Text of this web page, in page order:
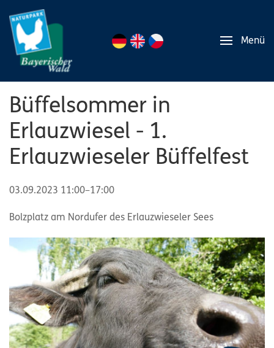
Menü
Büffelsommer in
Erlauzwiesel - 1.
Erlauzwieseler Büffelfest
03.09.2023 11:00–17:00
Bolzplatz am Nordufer des Erlauzwieseler Sees